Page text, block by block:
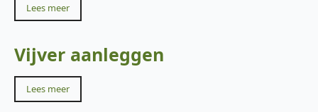
Lees meer
Vijver aanleggen
Lees meer